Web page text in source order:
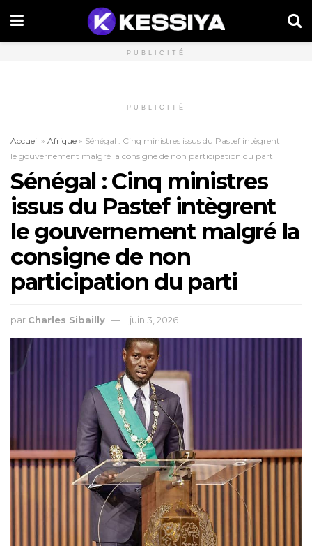
PUBLICITÉ
PUBLICITÉ
Accueil » Afrique » Sénégal : Cinq ministres issus du Pastef intègrent
le gouvernement malgré la consigne de non participation du parti
Sénégal : Cinq ministres
issus du Pastef intègrent
le gouvernement malgré la
consigne de non
participation du parti
par Charles Sibailly juin 3, 2026